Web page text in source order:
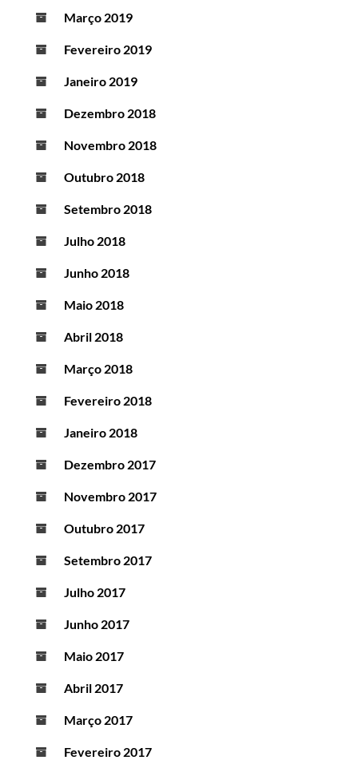
Março 2019
Fevereiro 2019
Janeiro 2019
Dezembro 2018
Novembro 2018
Outubro 2018
Setembro 2018
Julho 2018
Junho 2018
Maio 2018
Abril 2018
Março 2018
Fevereiro 2018
Janeiro 2018
Dezembro 2017
Novembro 2017
Outubro 2017
Setembro 2017
Julho 2017
Junho 2017
Maio 2017
Abril 2017
Março 2017
Fevereiro 2017